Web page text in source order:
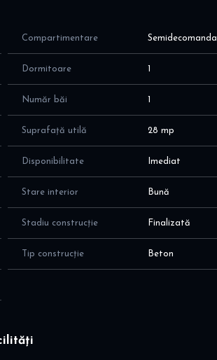
sau uscătorie
plită, cuptor, hotă – toate
urbane: mijloace de transport
Compartimentare
Dormitoare 1
Număr băi 1
Suprafață utilă 28 mp
Disponibilitate Imediat
Stare interior Bună
Stadiu construcție Finalizată
Tip construcție Beton